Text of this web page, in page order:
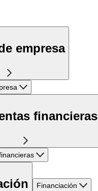
empresa
financieras
Financiación